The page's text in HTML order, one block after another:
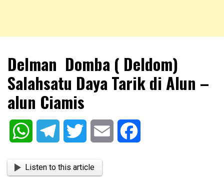
NKRIPOST
Delman Domba ( Deldom)
Salahsatu Daya Tarik di Alun –
alun Ciamis
WhatsAppTelegram Twitter Email
Listen to this article